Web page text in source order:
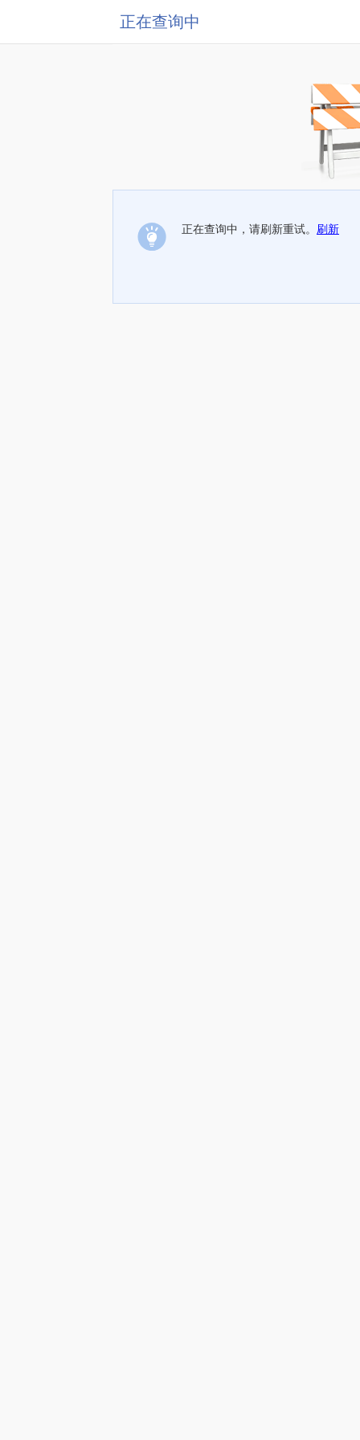
正在查询中
正在查询中，请刷新重试。 刷新